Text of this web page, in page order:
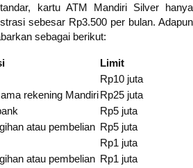
kartu ATM Mandiri Silver hanya
sebesar Rp3.500 per bulan. Adapun
sebagai berikut:
Limit
Rp10 juta
rekening MandiriRp25 juta
Rp5 juta
atau pembelian Rp5 juta
Rp1 juta
atau pembelian Rp1 juta